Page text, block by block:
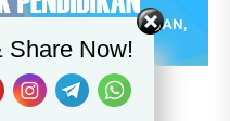
Share Now!
ID